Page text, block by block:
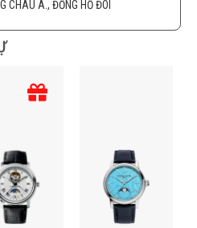
CHÂU Á., ĐỒNG HỒ ĐÔI